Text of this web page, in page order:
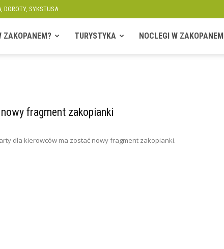
DOROTY, SYKSTUSA
ZAKOPANEM? TURYSTYKA NOCLEGI W ZAKOPANEM
fragment zakopianki
dla kierowców ma zostać nowy fragment zakopianki.